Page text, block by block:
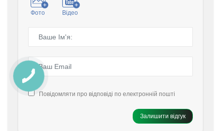
Фото Відео
Повідомляти про відповіді по електронній пошті
Залишити відгук